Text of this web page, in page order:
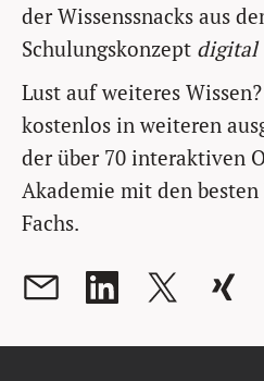
der Wissenssnacks aus
Schulungskonzept digital
Lust auf weiteres
kostenlos in weiteren
der über 70 interaktiven
Akademie mit den
Fachs.